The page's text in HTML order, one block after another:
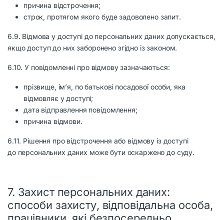
причина відстрочення;
строк, протягом якого буде задоволено запит.
6.9. Відмова у доступі до персональних даних допускається,
якщо доступ до них заборонено згідно із законом.
6.10. У повідомленні про відмову зазначаються:
прізвище, ім’я, по батькові посадової особи, яка
відмовляє у доступі;
дата відправлення повідомлення;
причина відмови.
6.11. Рішення про відстрочення або відмову із доступі
до персональних даних може бути оскаржено до суду.
7. Захист персональних даних:
способи захисту, відповідальна особа,